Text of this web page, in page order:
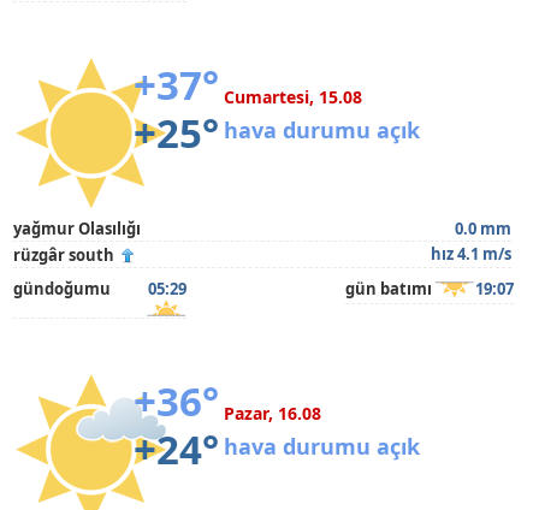
+37°
+25°
Cumartesi, 15.08
hava durumu açık
yağmur Olasılığı
0.0 mm
rüzgâr south
hız 4.1 m/s
gündoğumu
05:29 gün batımı 19:07
+36°
+24°
Pazar, 16.08
hava durumu açık